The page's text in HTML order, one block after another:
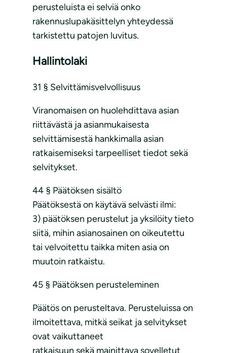
perusteluista ei selviä onko
rakennuslupakäsittelyn yhteydessä
tarkistettu patojen luvitus.
Hallintolaki
31 § Selvittämisvelvollisuus
Viranomaisen on huolehdittava asian
riittävästä ja asianmukaisesta
selvittämisestä hankkimalla asian
ratkaisemiseksi tarpeelliset tiedot sekä
selvitykset.
44 § Päätöksen sisältö
Päätöksestä on käytävä selvästi ilmi:
3) päätöksen perustelut ja yksilöity tieto
siitä, mihin asianosainen on oikeutettu
tai velvoitettu taikka miten asia on
muutoin ratkaistu.
45 § Päätöksen perusteleminen
Päätös on perusteltava. Perusteluissa on
ilmoitettava, mitkä seikat ja selvitykset
ovat vaikuttaneet
ratkaisuun sekä mainittava sovelletut